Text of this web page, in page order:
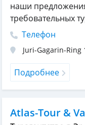
наши
требовательных
Телефон
Juri-Gagarin-Ring
Подробнее
Atlas-Tour &